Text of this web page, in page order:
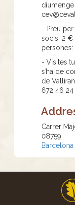
diumenge
- Preu
socis: 2 €
persones:
- Visites
s’ha de
de
672 46 24
Carrer
08759
Barcelona